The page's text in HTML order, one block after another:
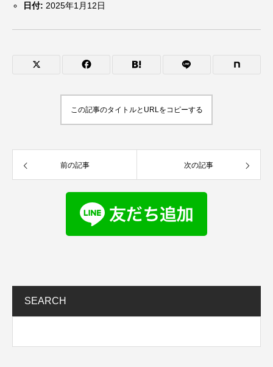
日付: 2025年1月12日
この記事のタイトルとURLをコピーする
前の記事 次の記事
SEARCH